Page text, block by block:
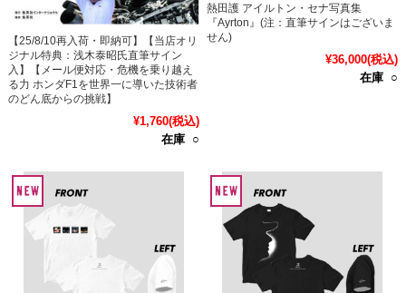
【25/8/10再入荷・即納可】【当店オリ
ジナル特典：浅木泰昭氏直筆サイン
入】【メール便対応・危機を乗り越え
る力 ホンダF1を世界一に導いた技術者
のどん底からの挑戦】
¥1,760(税込)
在庫 ○
熱田護 アイルトン・セナ写真集
『Ayrton』(注：直筆サインはございま
せん)
¥36,000(税込)
在庫 ○